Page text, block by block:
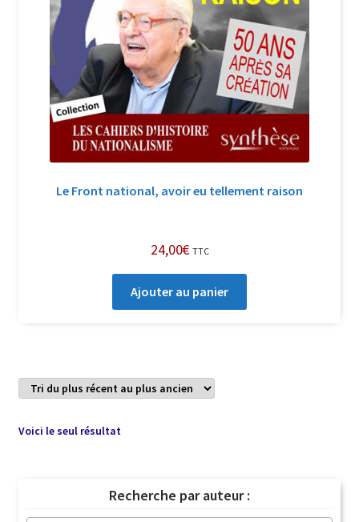
Qui sommes-nous ?
Soutien à Philippe Randa
Suivi de la Commande
Le Front national, avoir eu tellement raison
24,00€ TTC
Ajouter au panier
Voici le seul résultat
Recherche par auteur :